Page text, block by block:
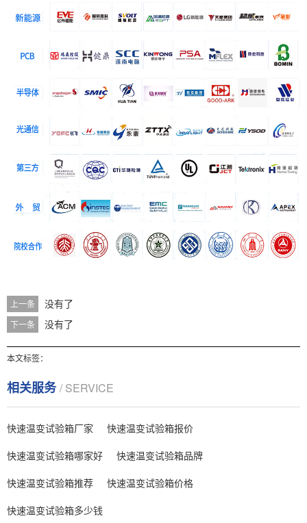
上一条 没有了
下一条 没有了
本文标签：
相关服务/ SERVICE
快速温变试验箱厂家
快速温变试验箱报价
快速温变试验箱哪家好
快速温变试验箱品牌
快速温变试验箱推荐
快速温变试验箱价格
快速温变试验箱多少钱